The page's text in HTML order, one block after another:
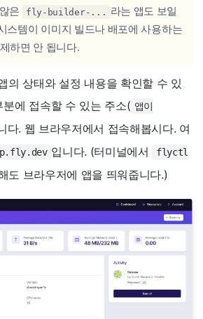
은 fly-builder-... 라는 앱도 보일
스템이 이미지 빌드나 배포에 사용하는
하면 안 됩니다.
의 상태와 설정 내용을 확인할 수 있
분에 접속할 수 있는 주소( 앱이
다. 웹 브라우저에서 접속해봅시다. 여
입니다. (터미널에서 flyctl
도 브라우저에 앱을 띄워줍니다.)